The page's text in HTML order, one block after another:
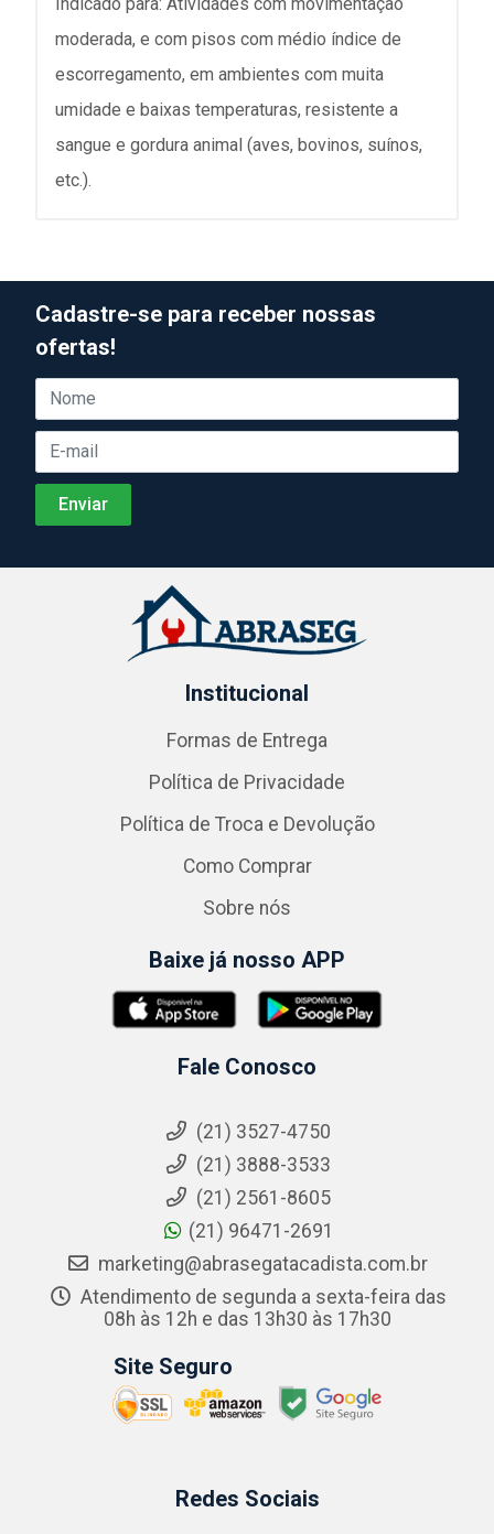
moderada, e com pisos com médio índice de
escorregamento, em ambientes com muita
umidade e baixas temperaturas, resistente a
sangue e gordura animal (aves, bovinos, suínos,
etc.).
Cadastre-se para receber nossas
ofertas!
Institucional
Formas de Entrega
Política de Privacidade
Política de Troca e Devolução
Como Comprar
Sobre nós
Baixe já nosso APP
Fale Conosco
(21) 3527-4750
(21) 3888-3533
(21) 2561-8605
(21) 96471-2691
marketing@abrasegatacadista.com.br
Atendimento de segunda a sexta-feira das
08h às 12h e das 13h30 às 17h30
Site Seguro
Redes Sociais